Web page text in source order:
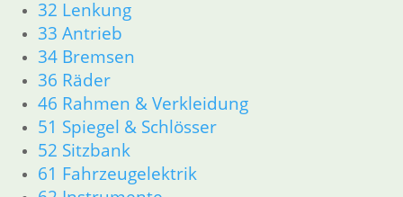
32 Lenkung
33 Antrieb
34 Bremsen
36 Räder
46 Rahmen & Verkleidung
51 Spiegel & Schlösser
52 Sitzbank
61 Fahrzeugelektrik
Besuchen Sie realoem.com mit Explosionszeichnungen für Ihre